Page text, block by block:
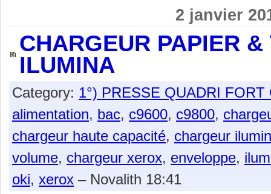
2 janvier
CHARGEUR PAPIER &
ILUMINA
Category: 1°) PRESSE QUADRI FORT
alimentation, bac, c9600, c9800,
chargeur haute capacité, chargeur
volume, chargeur xerox, enveloppe,
oki, xerox – Novalith 18:41